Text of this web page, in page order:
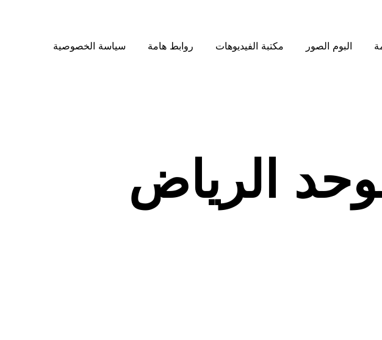
البوم الصور مكتبة الفيديوهات روابط هامة سياسة الخصوصية
الرياض